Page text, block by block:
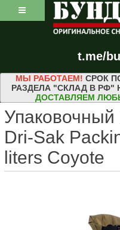
t.me/
МЫ РАБОТАЕМ! СРОК
РАЗДЕЛА "СКЛАД В РФ"
ДОСТАВЛЯЕМ
Dri-Sak
liters Coyote